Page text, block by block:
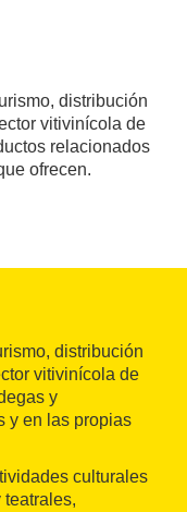
distribución
vitivinícola de
relacionados
ofrecen.
distribución
vitivinícola de
y
y en las propias
culturales